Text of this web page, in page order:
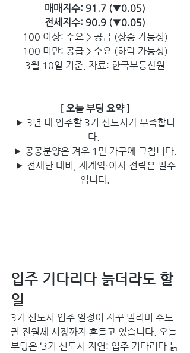
매매지수: 91.7 (▼0.05)
전세지수: 90.9 (▼0.05)
100 이상: 수요 > 공급 (상승 가능성)
100 미만: 공급 > 수요 (하락 가능성)
3월 10일 기준, 자료: 한국부동산원
[ 오늘 부딩 요약 ]
► 3년 내 입주할 3기 신도시가 부족합니
다.
► 공공분양은 겨우 1만 가구에 그칩니다.
► 전세난 대비, 재계약·이사 전략은 필수
입니다.
입주 기다리다 늙더라도 할
일
3기 신도시 입주 일정이 자꾸 밀리며 수도
권 전월세 시장까지 흔들고 있습니다. 오늘
부딩은 ‘3기 신도시 지연: 입주 기다리다 늙